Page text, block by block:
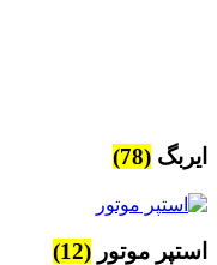
ایربگ (78)
استپر موتور (12)